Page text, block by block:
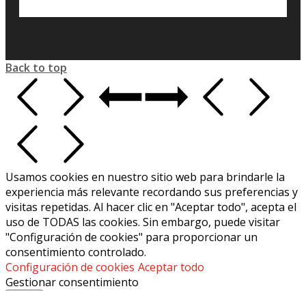
Back to top
Usamos cookies en nuestro sitio web para brindarle la
experiencia más relevante recordando sus preferencias y
visitas repetidas. Al hacer clic en "Aceptar todo", acepta el
uso de TODAS las cookies. Sin embargo, puede visitar
"Configuración de cookies" para proporcionar un
consentimiento controlado.
Configuración de cookies Aceptar todo
Gestionar consentimiento